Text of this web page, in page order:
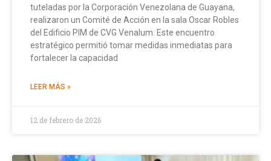
tuteladas por la Corporación Venezolana de Guayana,
realizaron un Comité de Acción en la sala Oscar Robles
del Edificio PIM de CVG Venalum. Este encuentro
estratégico permitió tomar medidas inmediatas para
fortalecer la capacidad
LEER MÁS »
12 de febrero de 2026